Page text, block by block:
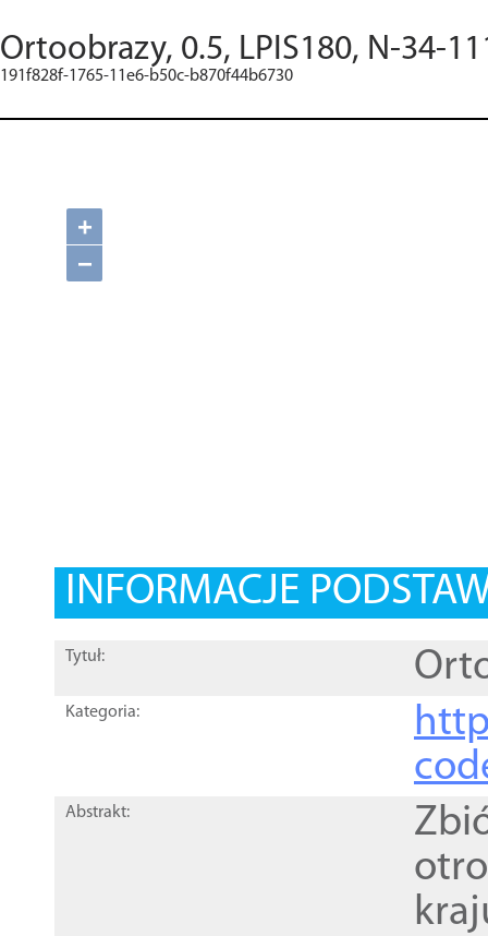
Ortoobrazy, 0.5, LPIS180, N-34-
191f828f-1765-11e6-b50c-b870f44b6730
+
−
INFORMACJE
Tytuł:
Kategoria:
Abstrakt: